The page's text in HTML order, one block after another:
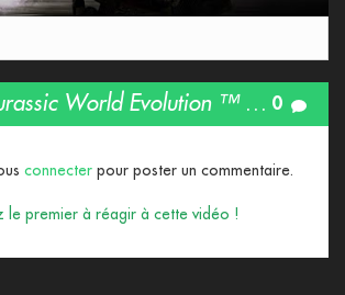
0
World Evolution ™ Announcement Trailer
connecterpour poster un commentaire.
le premier à réagir à cette vidéo !